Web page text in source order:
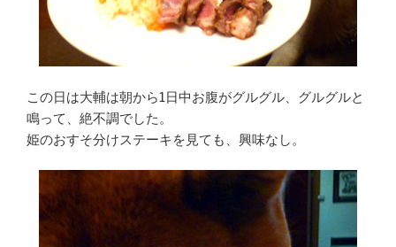
この日は大輔は朝から1日中お腹がグルグル、グルグルと
鳴って、絶不調でした。
姫のおすそ分けステーキを見ても、興味なし。